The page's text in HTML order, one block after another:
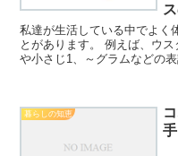
私達が生活している中でよく
とがあります。 例えば、ウ
や小さじ1、～グラムなどの
暮らしの知恵